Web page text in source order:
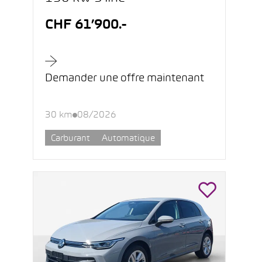
CHF 61’900.-
Demander une offre maintenant
30 km 08/2026
Carburant Automatique